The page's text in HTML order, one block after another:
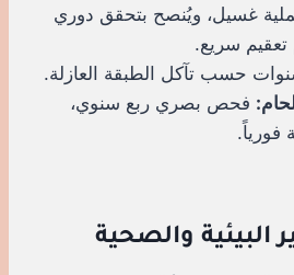
غسيل، ويُنصح بتحقق دوري
سريع.
فحص بصري ربع سنوي،
فورياً.
البيئية والصحية